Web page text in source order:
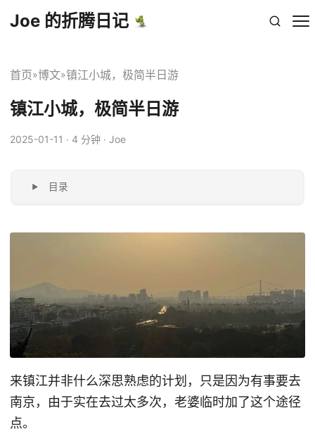
Joe 的折腾日记
首页»博文»镇江小城，极简半日游
镇江小城，极简半日游
2025-01-11 · 4 分钟 · Joe
目录
来镇江并非什么深思熟虑的计划，只是因为有事要去
南京，由于实在去过太多次，老婆临时加了这个途径
点。